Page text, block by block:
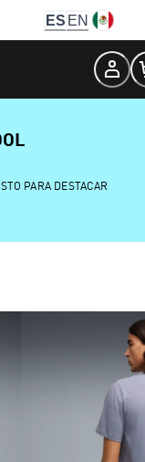
ES EN
PARA DESTACAR